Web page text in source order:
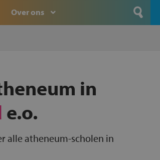
Over ons
in
e.o.
alle atheneum-scholen in